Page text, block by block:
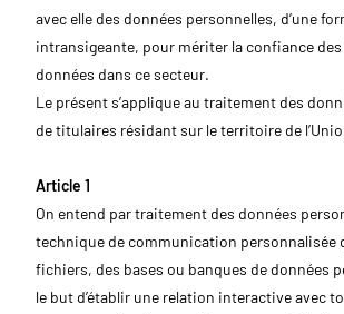
avec elle des données personnelles, d’une
intransigeante, pour mériter la confiance
données dans ce secteur.
Le présent s’applique au traitement des
de titulaires résidant sur le territoire de
Article 1
On entend par traitement des données
technique de communication personnalisée
fichiers, des bases ou banques de données
le but d’établir une relation interactive avec